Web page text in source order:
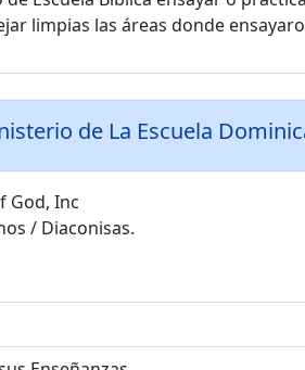
limpias las áreas donde
de La Escuela
God, Inc
/ Diaconisas.